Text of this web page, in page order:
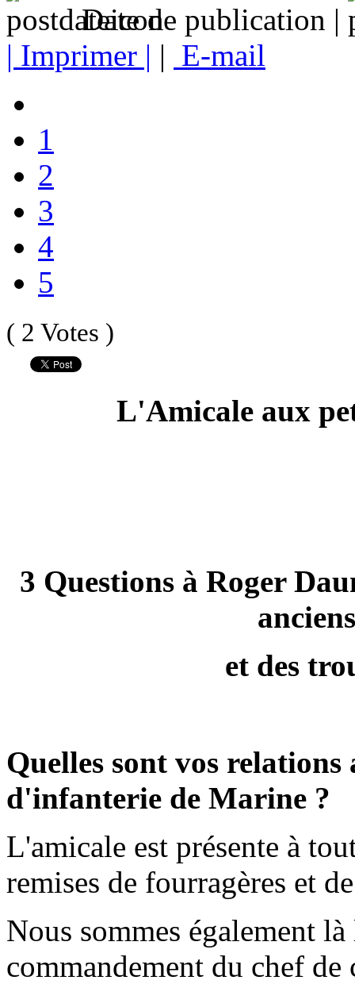
Date de publication |
| Imprimer | | E-mail
1
2
3
4
5
( 2 Votes )
L'Amicale aux
3 Questions à Roger
et des
Quelles sont vos relations
d'infanterie de Marine ?
L'amicale est présente à
remises de fourragères et
Nous sommes également là
commandement du chef de